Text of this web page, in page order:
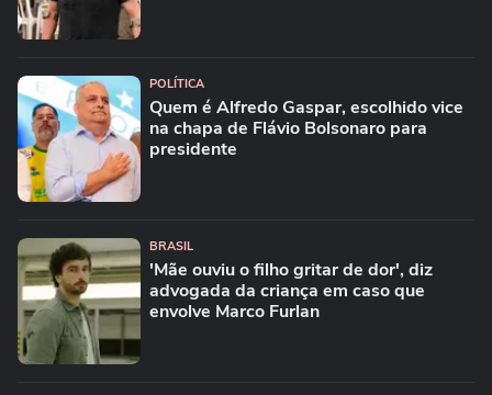
POLÍTICA
Quem é Alfredo Gaspar, escolhido vice
na chapa de Flávio Bolsonaro para
presidente
BRASIL
'Mãe ouviu o filho gritar de dor', diz
advogada da criança em caso que
envolve Marco Furlan